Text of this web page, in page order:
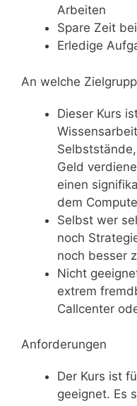
Arbeiten
Spare Zeit
Erledige
An welche
Dieser Kurs
Geld
einen
dem
Selbst wer
noch
noch besser
Nicht
extrem
Callcenter
Anforderungen
Der Kurs ist
geeignet. Es